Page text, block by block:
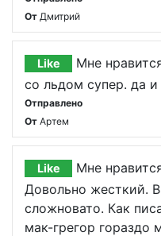
От Дмитрий
Like
Мне
со льдом супер. да
Отправлено
От Артем
Like
Мне
Довольно жесткий.
сложновато. Как
мак-грегор гораздо